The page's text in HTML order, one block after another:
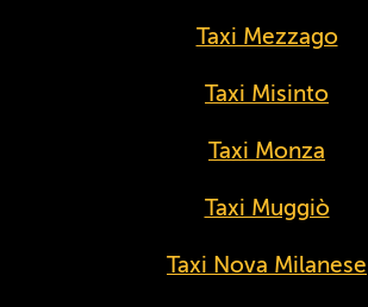
Taxi Mezzago
Taxi Misinto
Taxi Monza
Taxi Muggiò
Taxi Nova Milanese